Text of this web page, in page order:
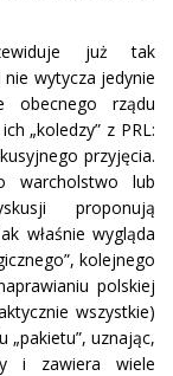
już tak
wytycza jedynie
obecnego rządu
„koledzy” z PRL:
przyjęcia.
warcholstwo lub
proponują
właśnie wygląda
kolejnego
polskiej
wszystkie)
uznając,
i zawiera wiele